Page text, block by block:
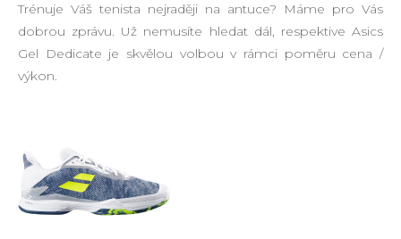
Trénuje Váš tenista nejraději na antuce? Máme pro Vás
dobrou zprávu. Už nemusíte hledat dál, respektive Asics
Gel Dedicate je skvělou volbou v rámci poměru cena /
výkon.